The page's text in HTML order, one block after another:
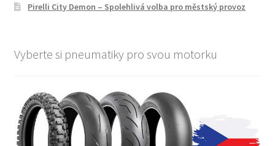
Pirelli City Demon – Spolehlivá volba pro městský provoz
Vyberte si pneumatiky pro svou motorku